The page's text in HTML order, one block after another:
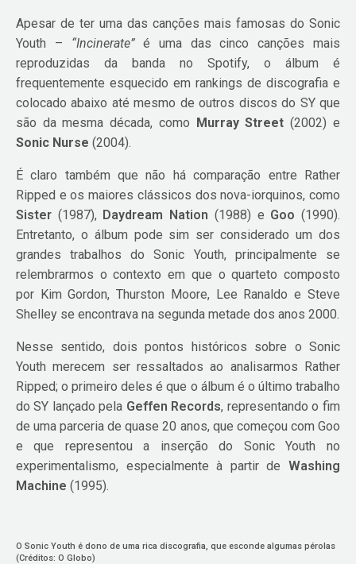
Apesar de ter uma das canções mais famosas do Sonic
Youth – “Incinerate”é uma das cinco canções mais
reproduzidas da banda no Spotify, o álbum é
frequentemente esquecido em rankings de discografia e
colocado abaixo até mesmo de outros discos do SY que
são da mesma década, como Murray Street(2002) e
Sonic Nurse (2004).
É claro também que não há comparação entre Rather
Ripped e os maiores clássicos dos nova-iorquinos, como
Sister (1987), Daydream Nation (1988) e Goo (1990).
Entretanto, o álbum pode sim ser considerado um dos
grandes trabalhos do Sonic Youth, principalmente se
relembrarmos o contexto em que o quarteto composto
por Kim Gordon, Thurston Moore, Lee Ranaldo e Steve
Shelley se encontrava na segunda metade dos anos 2000.
Nesse sentido, dois pontos históricos sobre o Sonic
Youth merecem ser ressaltados ao analisarmos Rather
Ripped; o primeiro deles é que o álbum é o último trabalho
do SY lançado pela Geffen Records, representando o fim
de uma parceria de quase 20 anos, que começou com Goo
e que representou a inserção do Sonic Youth no
experimentalismo, especialmente à partir de Washing
Machine (1995).
O Sonic Youth é dono de uma rica discografia, que esconde algumas pérolas
(Créditos: O Globo)